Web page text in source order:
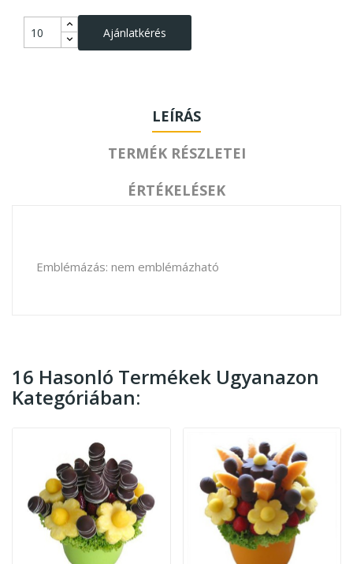
Ajánlatkérés
LEÍRÁS
TERMÉK RÉSZLETEI
ÉRTÉKELÉSEK
Emblémázás: nem emblémázható
16 Hasonló Termékek Ugyanazon
Kategóriában: